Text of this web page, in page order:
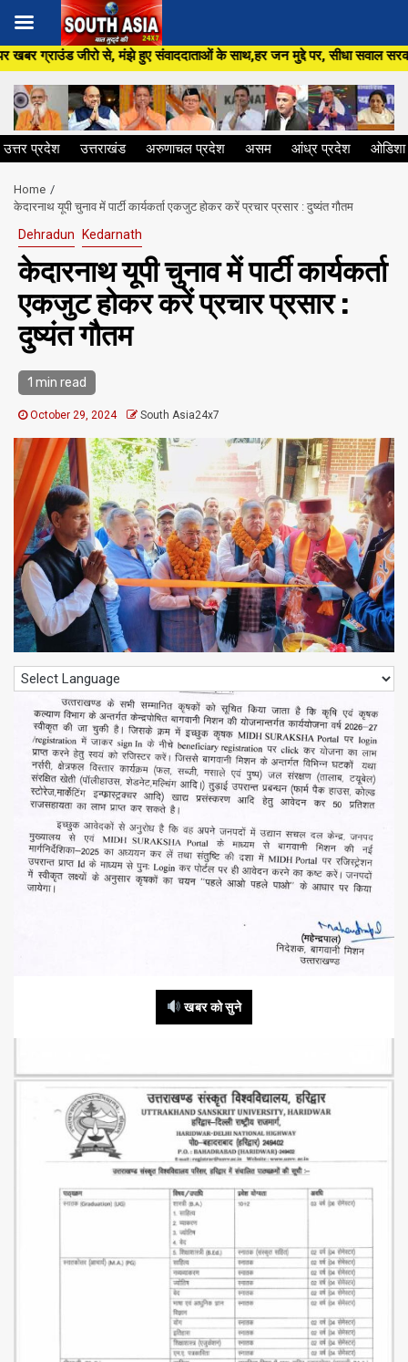
Skip
to
content
से, मंझे हुए संवाददाताओं के साथ,हर जन मुद्दे पर, सीधा सवाल सरकार से
उत्तर प्रदेश उत्तराखंड अरुणाचल प्रदेश असम आंध्र प्रदेश ओडिशा
Home
केदारनाथ यूपी चुनाव में पार्टी कार्यकर्ता एकजुट होकर करें प्रचार प्रसार : दुष्यंत गौतम
Dehradun Kedarnath
केदारनाथ यूपी चुनाव में पार्टी कार्यकर्ता
एकजुट होकर करें प्रचार प्रसार :
दुष्यंत गौतम
1 min read
October 29, 2024 South Asia24x7
खबर को सुने